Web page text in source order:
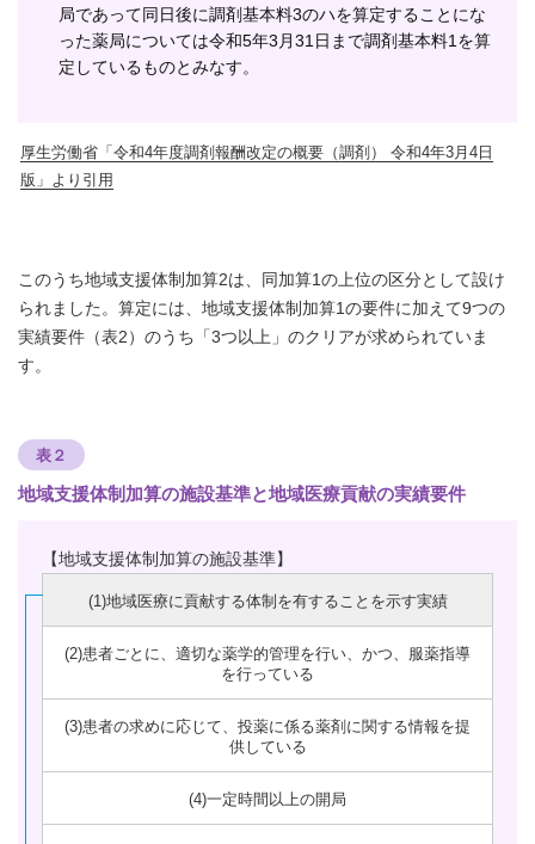
局であって同日後に調剤基本料3のハを算定することにな
った薬局については令和5年3月31日まで調剤基本料1を算
定しているものとみなす。
厚生労働省「令和4年度調剤報酬改定の概要（調剤） 令和4年3月4日
版」より引用
このうち地域支援体制加算2は、同加算1の上位の区分として設け
られました。算定には、地域支援体制加算1の要件に加えて9つの
実績要件（表2）のうち「3つ以上」のクリアが求められていま
す。
表２
地域支援体制加算の施設基準と地域医療貢献の実績要件
【地域支援体制加算の施設基準】
(1)地域医療に貢献する体制を有することを示す実績
(2)患者ごとに、適切な薬学的管理を行い、かつ、服薬指導
を行っている
(3)患者の求めに応じて、投薬に係る薬剤に関する情報を提
供している
(4)一定時間以上の開局